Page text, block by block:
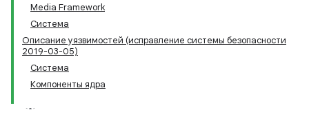
Media Framework
Система
Описание уязвимостей (исправление системы безопасности
2019-03-05)
Система
Компоненты ядра